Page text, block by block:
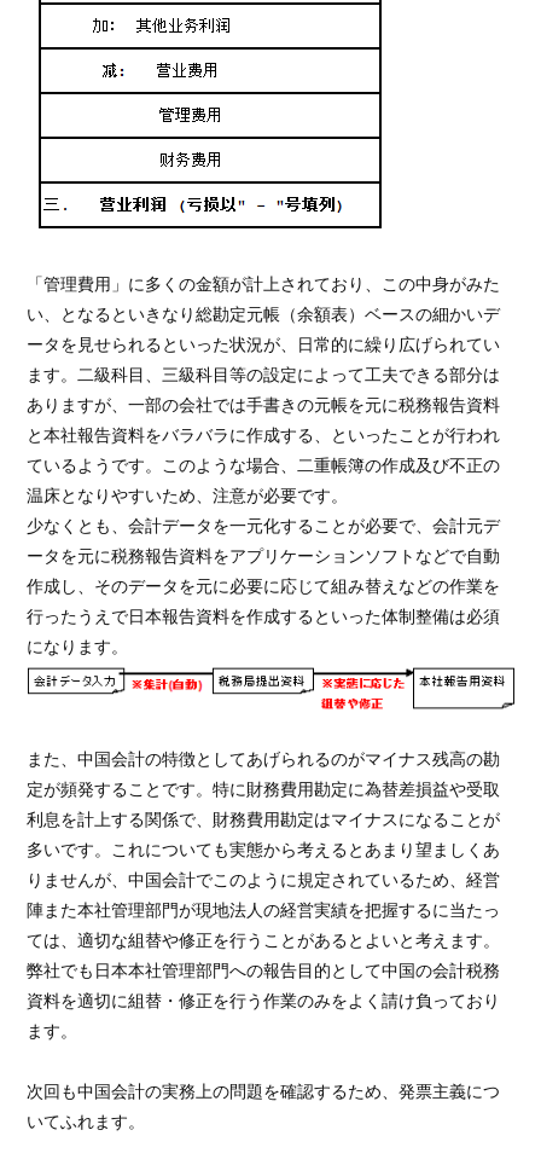
「管理費用」に多くの金額が計上されており、この中身がみた
い、となるといきなり総勘定元帳（余額表）ベースの細かいデ
ータを見せられるといった状況が、日常的に繰り広げられてい
ます。二級科目、三級科目等の設定によって工夫できる部分は
ありますが、一部の会社では手書きの元帳を元に税務報告資料
と本社報告資料をバラバラに作成する、といったことが行われ
ているようです。このような場合、二重帳簿の作成及び不正の
温床となりやすいため、注意が必要です。
少なくとも、会計データを一元化することが必要で、会計元デ
ータを元に税務報告資料をアプリケーションソフトなどで自動
作成し、そのデータを元に必要に応じて組み替えなどの作業を
行ったうえで日本報告資料を作成するといった体制整備は必須
になります。
また、中国会計の特徴としてあげられるのがマイナス残高の勘
定が頻発することです。特に財務費用勘定に為替差損益や受取
利息を計上する関係で、財務費用勘定はマイナスになることが
多いです。これについても実態から考えるとあまり望ましくあ
りませんが、中国会計でこのように規定されているため、経営
陣また本社管理部門が現地法人の経営実績を把握するに当たっ
ては、適切な組替や修正を行うことがあるとよいと考えます。
弊社でも日本本社管理部門への報告目的として中国の会計税務
資料を適切に組替・修正を行う作業のみをよく請け負っており
ます。
次回も中国会計の実務上の問題を確認するため、発票主義につ
いてふれます。